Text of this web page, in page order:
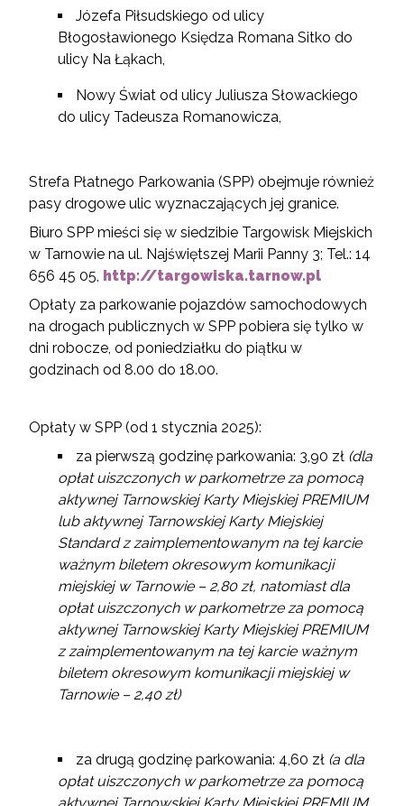
Józefa Piłsudskiego od ulicy
Błogosławionego Księdza Romana Sitko do
ulicy Na Łąkach,
Nowy Świat od ulicy Juliusza Słowackiego
do ulicy Tadeusza Romanowicza,
Strefa Płatnego Parkowania (SPP) obejmuje również
pasy drogowe ulic wyznaczających jej granice.
Biuro SPP mieści się w siedzibie Targowisk Miejskich
w Tarnowie na ul. Najświętszej Marii Panny 3; Tel.: 14
656 45 05, http://targowiska.tarnow.pl
Opłaty za parkowanie pojazdów samochodowych
na drogach publicznych w SPP pobiera się tylko w
dni robocze, od poniedziałku do piątku w
godzinach od 8.00 do 18.00.
Opłaty w SPP (od 1 stycznia 2025):
za pierwszą godzinę parkowania: 3,90 zł (dla
opłat uiszczonych w parkometrze za pomocą
aktywnej Tarnowskiej Karty Miejskiej PREMIUM
lub aktywnej Tarnowskiej Karty Miejskiej
Standard z zaimplementowanym na tej karcie
ważnym biletem okresowym komunikacji
miejskiej w Tarnowie – 2,80 zł, natomiast dla
opłat uiszczonych w parkometrze za pomocą
aktywnej Tarnowskiej Karty Miejskiej PREMIUM
z zaimplementowanym na tej karcie ważnym
biletem okresowym komunikacji miejskiej w
Tarnowie – 2,40 zł)
za drugą godzinę parkowania: 4,60 zł (a dla
opłat uiszczonych w parkometrze za pomocą
aktywnej Tarnowskiej Karty Miejskiej PREMIUM